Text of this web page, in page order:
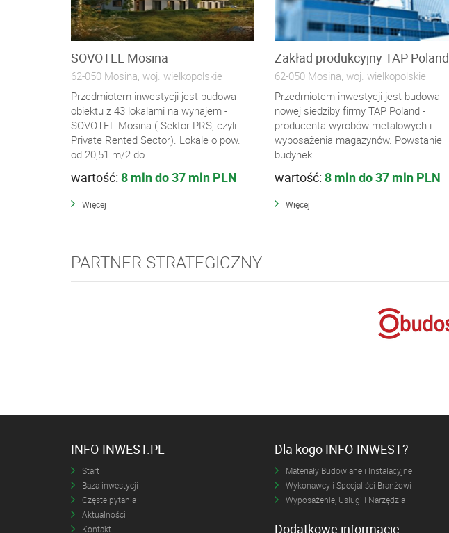
SOVOTEL Mosina
62-050 Mosina, woj. wielkopolskie
Przedmiotem inwestycji jest budowa
obiektu z 43 lokalami na wynajem -
SOVOTEL Mosina ( Sektor PRS, czyli
Private Rented Sector). Lokale o pow.
od 20,51 m/2 do...
wartość: 8 mln do 37 mln PLN
Więcej
Zakład produkcyjny TAP Poland
62-050 Mosina, woj. wielkopolskie
Przedmiotem inwestycji jest budowa
nowej siedziby firmy TAP Poland -
producenta wyrobów metalowych i
wyposażenia magazynów. Powstanie
budynek...
wartość: 8 mln do 37 mln PLN
Więcej
PARTNER STRATEGICZNY
INFO-INWEST.PL
Start
Baza inwestycji
Częste pytania
Aktualności
Kontakt
Dla kogo INFO-INWEST?
Materiały Budowlane i Instalacyjne
Wykonawcy i Specjaliści Branżowi
Wyposażenie, Usługi i Narzędzia
Dodatkowe informacje